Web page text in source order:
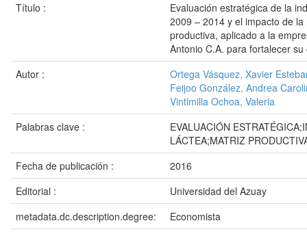
Título :
Evaluación estratégica de la
2009 – 2014 y el impacto de
productiva, aplicado a la
Antonio C.A. para fortalecer
Autor :
Ortega Vásquez, Xavier
Feijoo González, Andrea
Vintimilla Ochoa, Valeria
Palabras clave :
EVALUACIÓN
LÁCTEA;MATRIZ
Fecha de publicación :
2016
Editorial :
Universidad del Azuay
metadata.dc.description.degree:
Economista